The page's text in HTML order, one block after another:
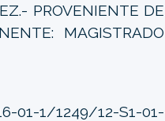
PROVENIENTE DE
MAGISTRADO
01-1/1249/12-S1-01-